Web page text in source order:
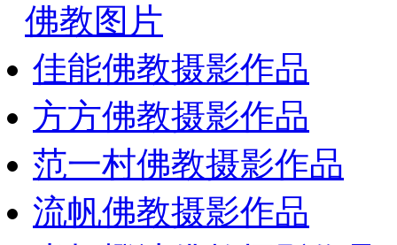
佛教图片
佳能佛教摄影作品
方方佛教摄影作品
范一村佛教摄影作品
流帆佛教摄影作品